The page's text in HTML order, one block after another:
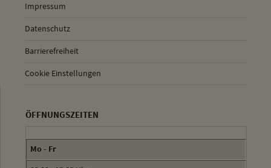
Impressum
Datenschutz
Barrierefreiheit
Cookie Einstellungen
ÖFFNUNGSZEITEN
Mo - Fr